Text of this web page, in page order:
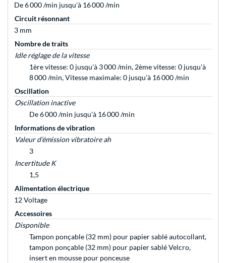
De 6 000 /min jusqu'à 16 000 /min
Circuit résonnant
3 mm
Nombre de traits
Idle réglage de la vitesse
1ère vitesse: 0 jusqu'à 3 000 /min, 2ème vitesse: 0 jusqu'à
8 000 /min, Vitesse maximale: 0 jusqu'à 16 000 /min
Oscillation
Oscillation inactive
De 6 000 /min jusqu'à 16 000 /min
Informations de vibration
Valeur d’émission vibratoire ah
3
Incertitude K
1,5
Alimentation électrique
12 Voltage
Accessoires
Disponible
Tampon ponçable (32 mm) pour papier sablé autocollant,
tampon ponçable (32 mm) pour papier sablé Velcro,
insert en mousse pour ponceuse